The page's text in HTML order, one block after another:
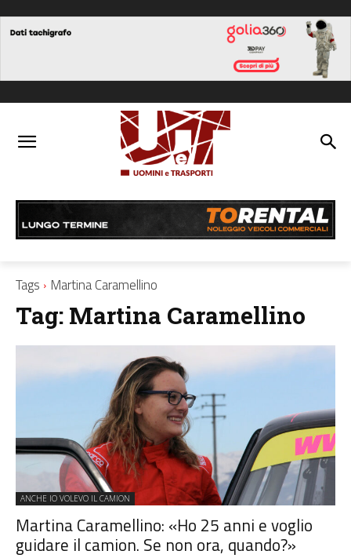
Tags Martina Caramellino
Tag: Martina Caramellino
ANCHE IO VOLEVO IL CAMION
Martina Caramellino: «Ho 25 anni e voglio
guidare il camion. Se non ora, quando?»